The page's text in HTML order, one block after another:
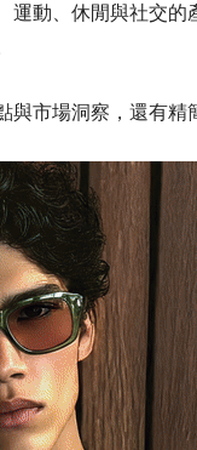
動、休閒與社交的
市場洞察，還有精